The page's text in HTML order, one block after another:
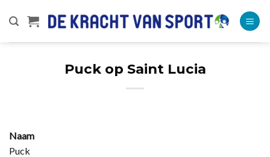
naar
Puck op Saint Lucia
Naam
Puck